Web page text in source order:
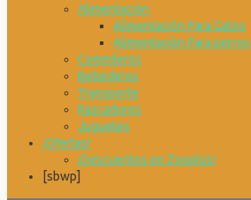
Alimentación
Alimentación Para Gatos
Alimentación Para perros
Comederos
Bebederos
Transporte
Rascadores
Juguetes
¡Ofertas!
¡Descuentos en Zooplús!
[sbwp]